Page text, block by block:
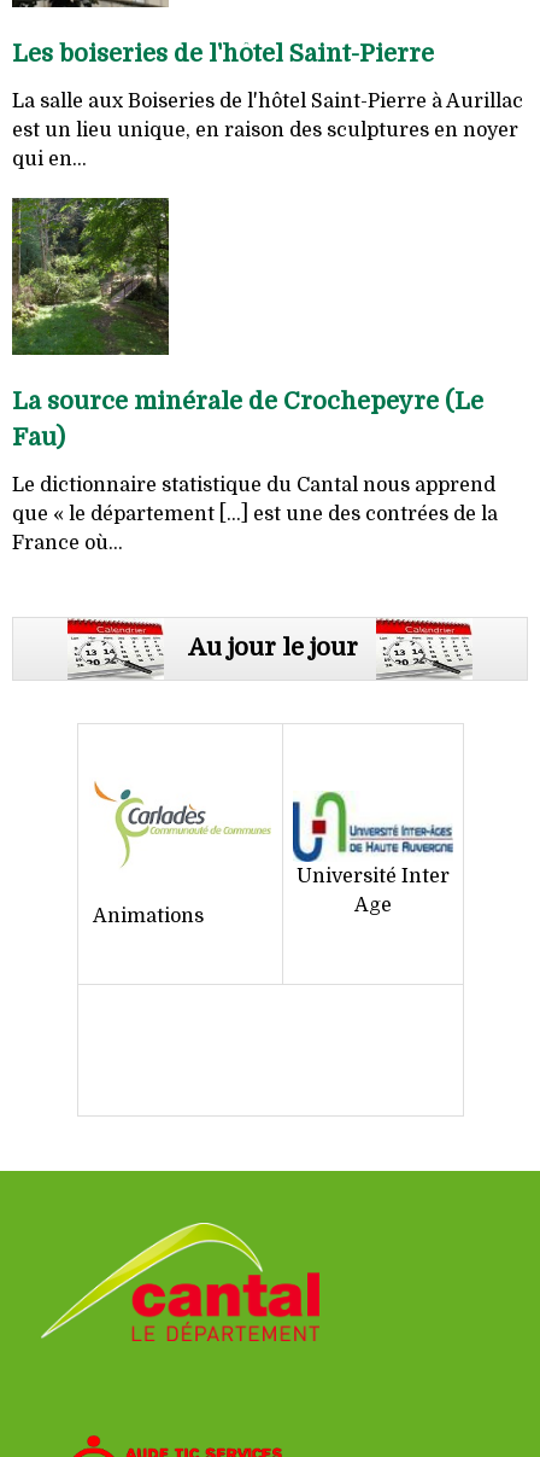
Les boiseries de l'hôtel Saint-Pierre
La salle aux Boiseries de l'hôtel Saint-Pierre à Aurillac
est un lieu unique, en raison des sculptures en noyer
qui en...
La source minérale de Crochepeyre (Le
Fau)
Le dictionnaire statistique du Cantal nous apprend
que « le département [...] est une des contrées de la
France où...
Au jour le jour
Animations
Université Inter
Age